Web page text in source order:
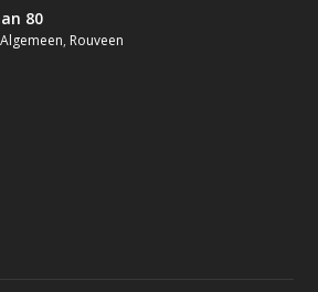
80
Algemeen, Rouveen